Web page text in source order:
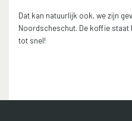
Dat kan natuurlijk ook, we zijn
Noordscheschut. De koffie staat
tot snel!